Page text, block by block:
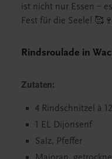
ist nicht nur Essen –
Fest für die Seele! 🥰🍷
Rindsroulade in
Zutaten:
4 Rindschnitzel à
1 EL Dijonsenf
Salz, Pfeffer